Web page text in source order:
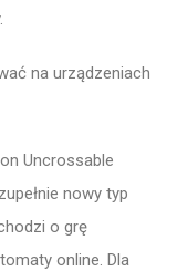
na urządzeniach
Uncrossable
nowy typ
o grę
online. Dla